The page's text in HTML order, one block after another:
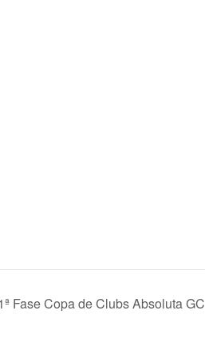
Fase Copa de Clubs Absoluta GC